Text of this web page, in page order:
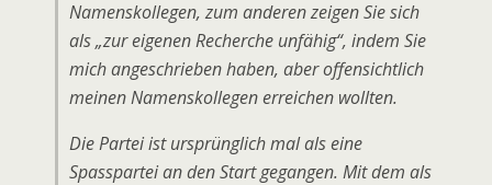
Namenskollegen, zum anderen zeigen Sie sich
als „zur eigenen Recherche unfähig“, indem Sie
mich angeschrieben haben, aber offensichtlich
meinen Namenskollegen erreichen wollten.
Die Partei ist ursprünglich mal als eine
Spasspartei an den Start gegangen. Mit dem als